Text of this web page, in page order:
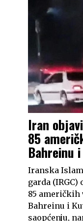
Iran
85
Bahreinu
Iranska
garda (IRGC)
85 američkih
Bahreinu i
saopćenju,